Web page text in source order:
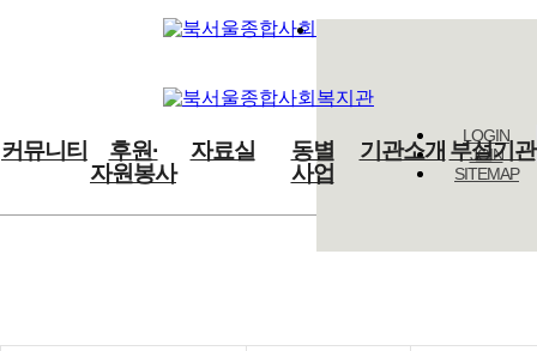
LOGIN
JOIN
SITEMAP
커뮤니티
후원·
자원봉사
자료실
동별
사업
기관소개 부설기관